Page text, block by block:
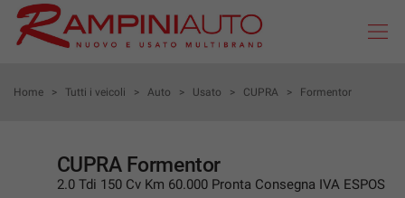
HOME
AUTO USATE KM 0
Home > Tutti i veicoli > Auto > Usato > CUPRA > Formentor
CUPRA Formentor
2.0 Tdi 150 Cv Km 60.000 Pronta Consegna IVA ESPOS
Le
seguente
pannello